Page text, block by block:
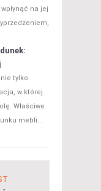
na jej
tylko
w której
Właściwe
mebli...